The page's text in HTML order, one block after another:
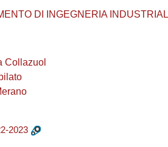
DI INGEGNERIA
Collazuol
2023